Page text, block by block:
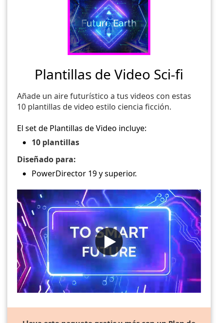
Plantillas de Video Sci-fi
Añade un aire futurístico a tus videos con estas
10 plantillas de video estilo ciencia ficción.
El set de Plantillas de Video incluye:
10 plantillas
Diseñado para:
PowerDirector 19 y superior.